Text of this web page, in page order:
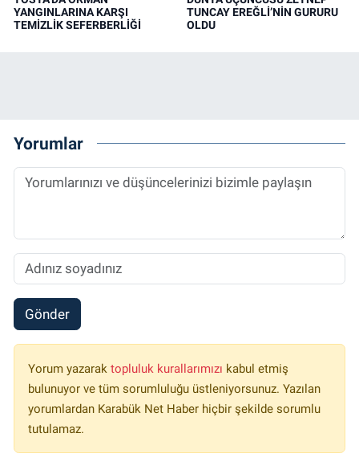
YANGINLARINA KARŞI
TEMİZLİK SEFERBERLİĞİ
TUNCAY EREĞLİ’NİN GURURU
OLDU
Yorumlar
Gönder
Yorum yazarak topluluk kurallarımızı kabul etmiş
bulunuyor ve tüm sorumluluğu üstleniyorsunuz. Yazılan
yorumlardan Karabük Net Haber hiçbir şekilde sorumlu
tutulamaz.